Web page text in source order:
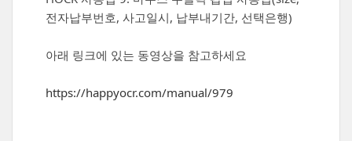
전자납부번호, 사고일시, 납부내기간, 선택은행)
아래 링크에 있는 동영상을 참고하세요
https://happyocr.com/manual/979